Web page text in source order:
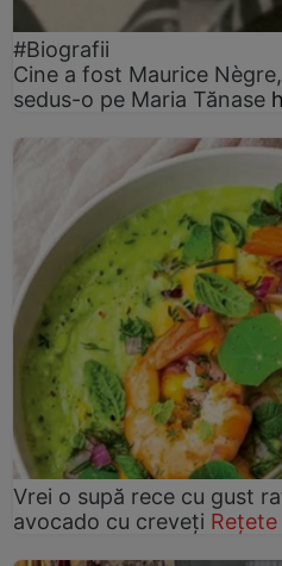
#Biografii
Cine a fost Maurice
sedus-o pe Maria Tănase
Vrei o supă rece cu gust
avocado cu creveți Rețete